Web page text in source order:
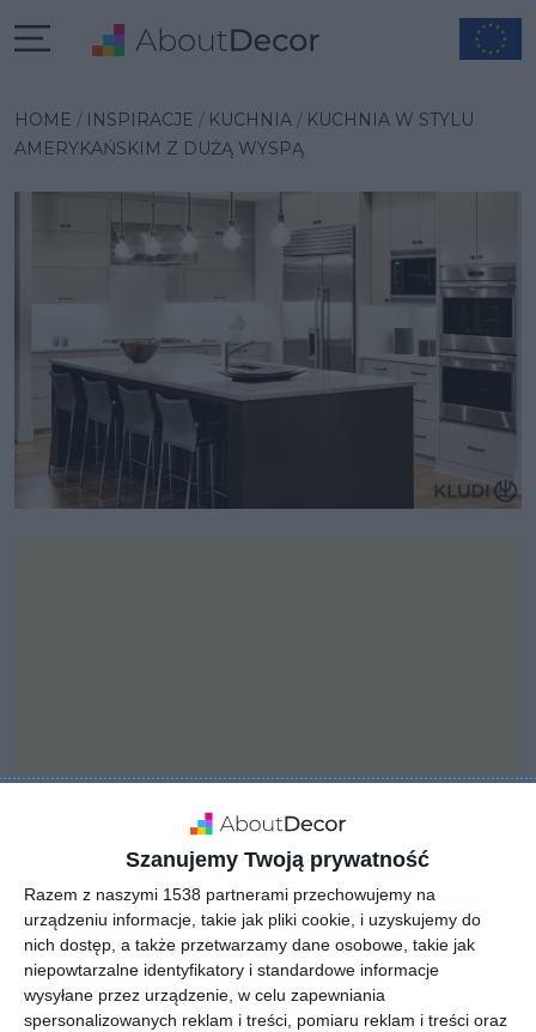
Szanujemy Twoją prywatność
Razem z naszymi 1538 partnerami przechowujemy na
urządzeniu informacje, takie jak pliki cookie, i uzyskujemy do
nich dostęp, a także przetwarzamy dane osobowe, takie jak
niepowtarzalne identyfikatory i standardowe informacje
wysyłane przez urządzenie, w celu zapewniania
spersonalizowanych reklam i treści, pomiaru reklam i treści oraz
HOME INSPIRACJE KUCHNIA
KUCHNIA W STYLU
AMERYKAŃSKIM Z DUŻĄ WYSPĄ
INSPIRACJA
Kuchnia w stylu
amerykańskim z dużą
wyspą